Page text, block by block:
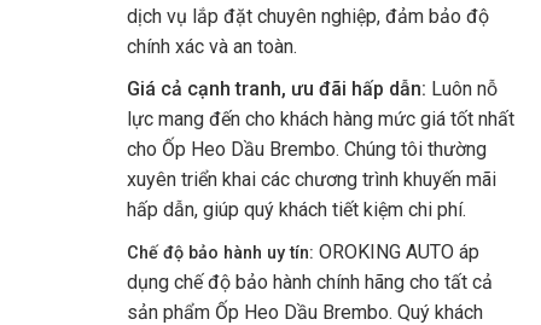
dịch vụ lắp đặt chuyên nghiệp, đảm bảo độ
chính xác và an toàn.
Giá cả cạnh tranh, ưu đãi hấp dẫn: Luôn nỗ
lực mang đến cho khách hàng mức giá tốt nhất
cho Ốp Heo Dầu Brembo. Chúng tôi thường
xuyên triển khai các chương trình khuyến mãi
hấp dẫn, giúp quý khách tiết kiệm chi phí.
Chế độ bảo hành uy tín: OROKING AUTO áp
dụng chế độ bảo hành chính hãng cho tất cả
sản phẩm Ốp Heo Dầu Brembo. Quý khách